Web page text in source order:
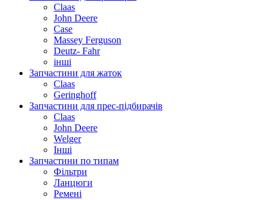
Claas
John Deere
Case
Massey Ferguson
Deutz- Fahr
інші
Запчастини для жаток
Claas
Geringhoff
Запчастини для прес-підбирачів
Claas
John Deere
Welger
Інші
Запчастини по типам
Фільтри
Ланцюги
Ремені